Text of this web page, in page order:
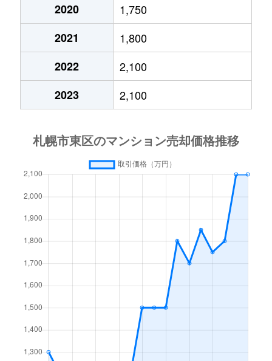
北１３条東
2,100万円
北１４条東
1,700万円
北１５条東
2,100万円
北１５条東
3,000万円
北１７条東
環状通東
2,700万円 環状通東
北１８条東
北１９条東
350万円 北18条
北１９条東
北18条
北18条
北２０条東
2,200万円 北18条
北２０条東
1,600万円
2020
1,750
2021
1,800
2022
2,100
2023
2,100